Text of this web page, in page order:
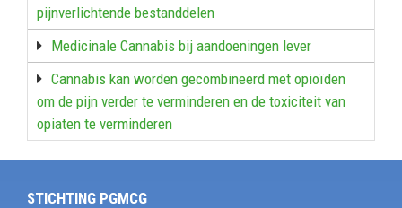
pijnverlichtende bestanddelen
Medicinale Cannabis bij aandoeningen lever
Cannabis kan worden gecombineerd met opioïden
om de pijn verder te verminderen en de toxiciteit van
opiaten te verminderen
STICHTING PGMCG